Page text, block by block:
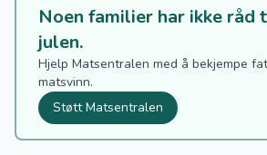
Noen familier har ikke råd
julen.
Hjelp Matsentralen med å bekjempe
matsvinn.
Støtt Matsentralen